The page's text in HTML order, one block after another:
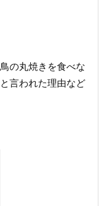
の丸焼きを食べな
言われた理由など